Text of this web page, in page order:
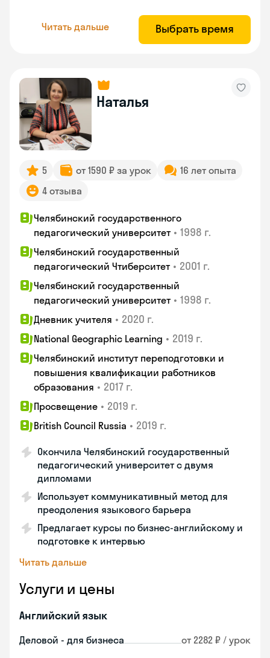
Читать дальше Выбрать время
Наталья
5 от 1590 ₽ за урок
16 лет опыта
4 отзыва
Челябинский государственного
педагогический университет • 1998 г.
Челябинский государственный
педагогический Чтиберситет • 2001 г.
Челябинский государственный
педагогический университет • 1998 г.
Дневник учителя • 2020 г.
National Geographic Learning • 2019 г.
Челябинский институт переподготовки и
повышения квалификации работников
образования • 2017 г.
Просвещение • 2019 г.
British Council Russia • 2019 г.
Окончила Челябинский государственный
педагогический университет с двумя
дипломами
Использует коммуникативный метод для
преодоления языкового барьера
Предлагает курсы по бизнес-английскому и
подготовке к интервью
Читать дальше
Услуги и цены
Английский язык
Деловой - для бизнеса от 2282 ₽ / урок